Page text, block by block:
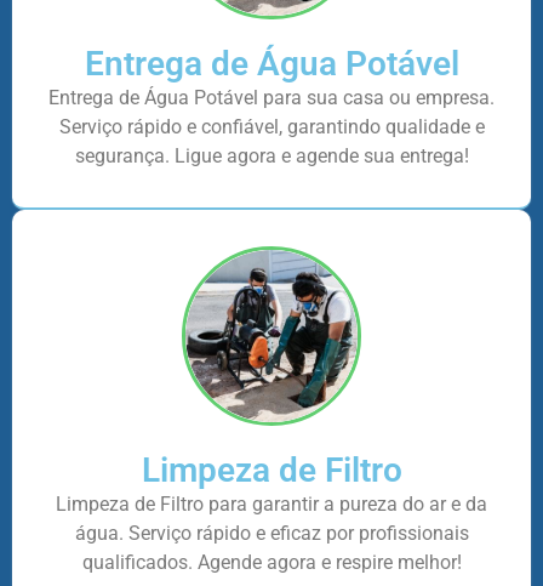
Entrega de Água Potável
Entrega de Água Potável para sua casa ou empresa.
Serviço rápido e confiável, garantindo qualidade e
segurança. Ligue agora e agende sua entrega!
Limpeza de Filtro
Limpeza de Filtro para garantir a pureza do ar e da
água. Serviço rápido e eficaz por profissionais
qualificados. Agende agora e respire melhor!